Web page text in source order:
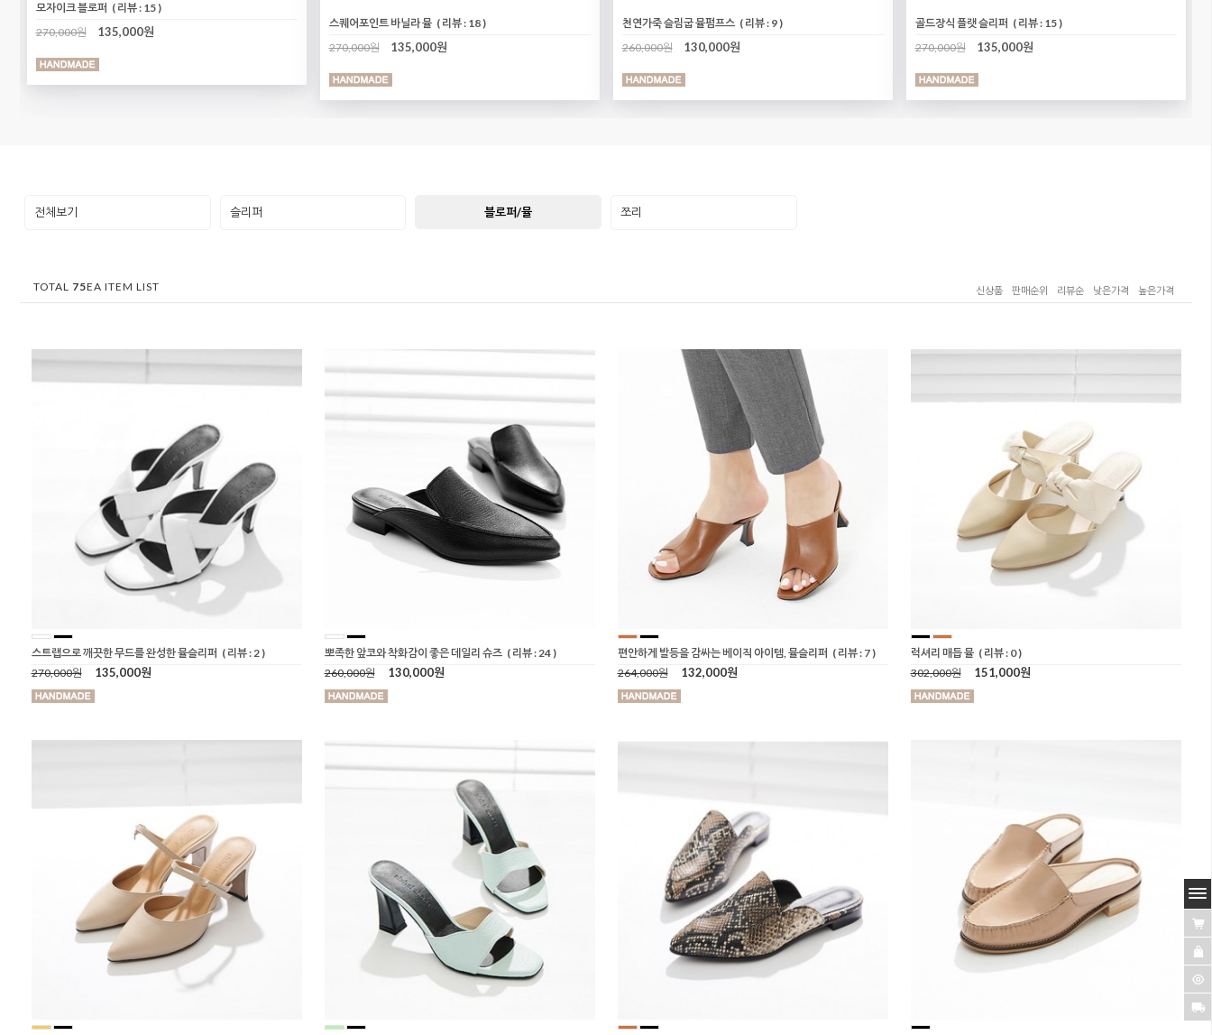
모자이크 블로퍼 ( 리뷰 : 15 )
270,000원
135,000원
스퀘어포인트 바닐라 뮬 ( 리뷰 : 18 )
270,000원
135,000원
천연가죽 슬림굽 뮬펌프스 ( 리뷰 : 9 )
260,000원
130,000원
골드장식 플랫 슬리퍼 ( 리뷰 : 15 )
270,000원
135,000원
전체보기 슬리퍼 블로퍼/뮬 쪼리
TOTAL 75EA ITEM LIST 신상품 판매순위 리뷰순 낮은가격 높은가격
스트랩으로 깨끗한 무드를 완성한 뮬슬리퍼 ( 리뷰 : 2 )
270,000원
135,000원
뽀족한 앞코와 착화감이 좋은 데일리 슈즈 ( 리뷰 : 24 )
260,000원
130,000원
편안하게 발등을 감싸는 베이직 아이템, 뮬슬리퍼 ( 리뷰 : 7 )
264,000원
132,000원
럭셔리 매듭 뮬 ( 리뷰 : 0 )
302,000원
151,000원